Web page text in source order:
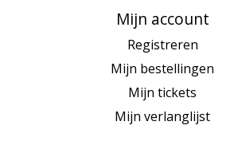
Mijn account
Registreren
Mijn bestellingen
Mijn tickets
Mijn verlanglijst